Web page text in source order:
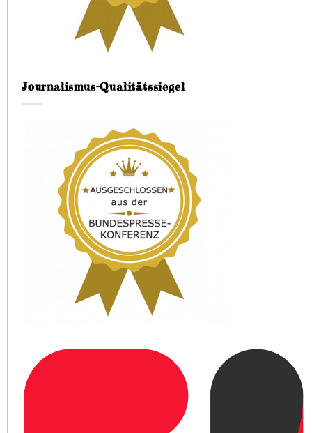
Journalismus-Qualitätssiegel